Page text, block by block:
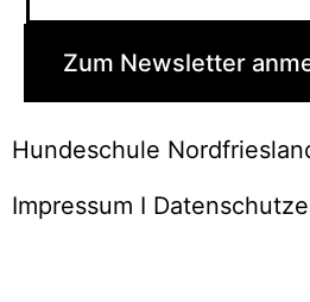
Hundeschule
Impressum I